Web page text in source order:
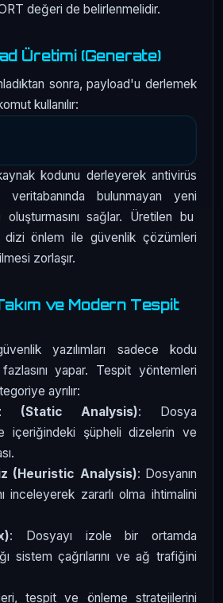
değeri de belirlenmelidir.
Üretimi (Generate)
sonra, payload'u derlemek
kullanılır:
kodunu derleyerek antivirüs
veritabanında bulunmayan yeni
oluşturmasını sağlar. Üretilen bu
dizi önlem ile güvenlik çözümleri
zorlaşır.
ve Modern Tespit
yazılımları sadece kodu
yapar. Tespit yöntemleri
ayrılır:
(Static Analysis): Dosya
içeriğindeki şüpheli dizelerin ve
(Heuristic Analysis): Dosyanın
inceleyerek zararlı olma ihtimalini
: Dosyayı izole bir ortamda
sistem çağrılarını ve ağ trafiğini
tespit ve önleme stratejilerini